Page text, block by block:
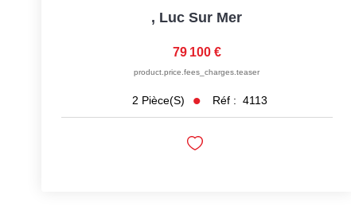
, Luc Sur Mer
79 100 €
product.price.fees_charges.teaser
2 Pièce(s) Réf : 4113